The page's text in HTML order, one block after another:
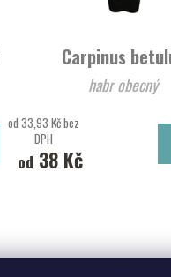
Carpinus
habr obecný
od 33,93 Kč bez
DPH
od 38 Kč